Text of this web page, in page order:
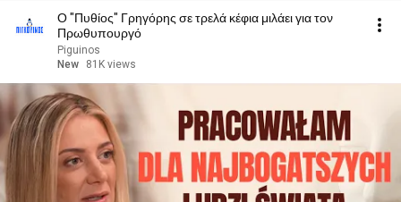
Ο "Πυθίος" Γρηγόρης σε τρελά κέφια μιλάει για τον
Πρωθυπουργό
Piguinos
New
81K views